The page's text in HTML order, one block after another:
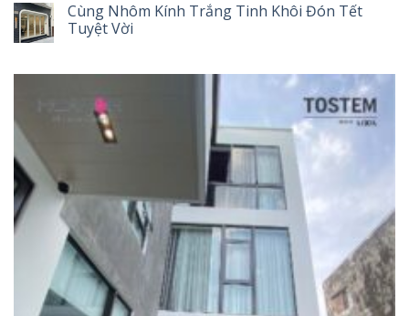
Cùng Nhôm Kính Trắng Tinh Khôi Đón Tết
Tuyệt Vời